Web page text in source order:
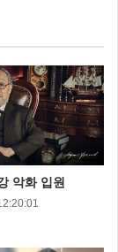
과 레깅스를
악화 입원